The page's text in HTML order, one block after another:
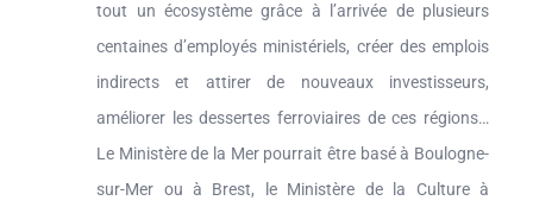
tout un écosystème grâce à l’arrivée de plusieurs
centaines d’employés ministériels, créer des emplois
indirects et attirer de nouveaux investisseurs,
améliorer les dessertes ferroviaires de ces régions…
Le Ministère de la Mer pourrait être basé à Boulogne-
sur-Mer ou à Brest, le Ministère de la Culture à